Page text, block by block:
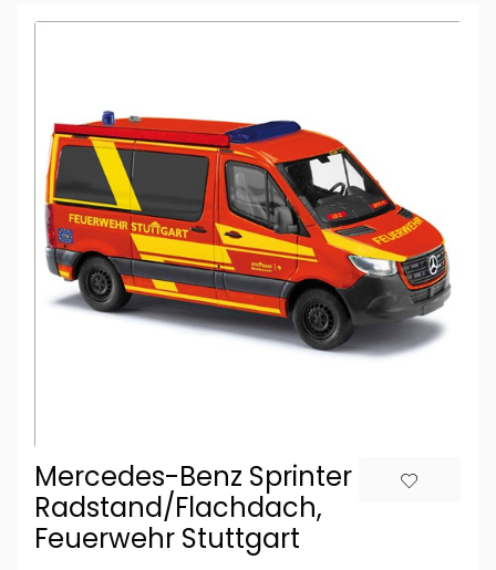
Mercedes-Benz Sprinter kurzer
Radstand/Flachdach,
Feuerwehr Stuttgart